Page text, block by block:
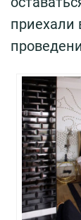
приехали